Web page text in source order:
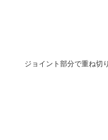
ジョイント部分で重ね切